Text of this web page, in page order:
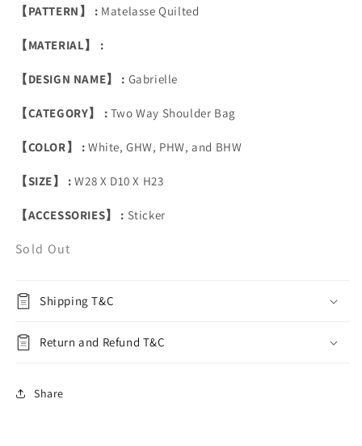
【PATTERN】 : Matelasse Quilted
【MATERIAL】 :
【DESIGN NAME】 : Gabrielle
【CATEGORY】 : Two Way Shoulder Bag
【COLOR】 : White, GHW, PHW, and BHW
【SIZE】 :W28 X D10 X H23
【ACCESSORIES】 : Sticker
Sold Out
Shipping T&C
Return and Refund T&C
Share